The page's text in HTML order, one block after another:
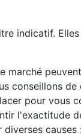
indicatif.
marché
conseillons
pour vous
l'exactitude